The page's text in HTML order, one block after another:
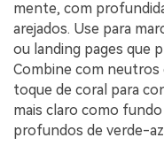
mente, com
arejados. Use para
ou landing pages que
Combine com neutros
toque de coral para
mais claro como
profundos de verde-